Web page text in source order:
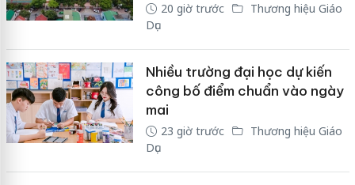
20 giờ trước
Thương hiệu Giáo
Dục
Nhiều trường đại học dự kiến
công bố điểm chuẩn vào ngày
mai
23 giờ trước
Thương hiệu Giáo
Dục